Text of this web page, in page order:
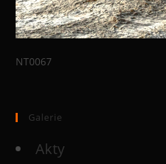
NT0067
Galerie
Akty